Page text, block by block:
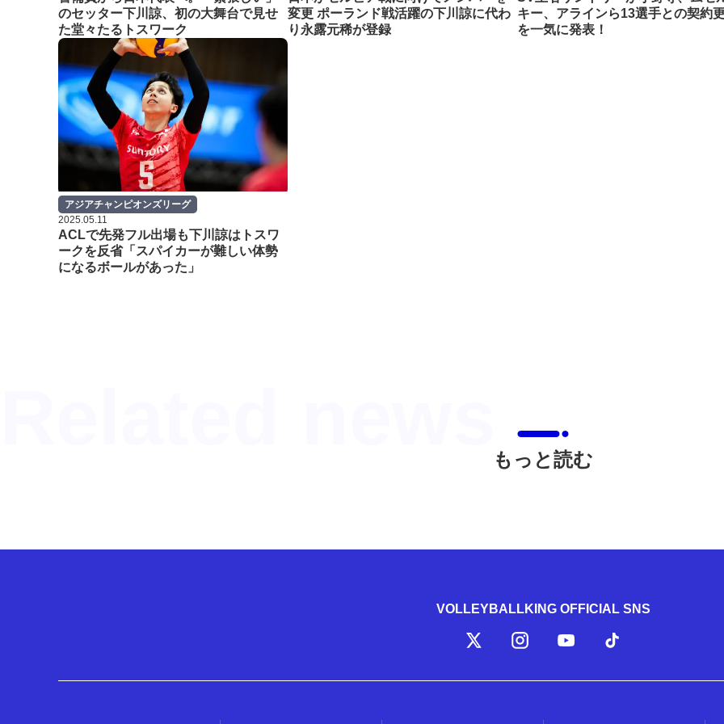
のセッター下川諒、初の大舞台で見せ
た堂々たるトスワーク
変更 ポーランド戦活躍の下川諒に代わ
り永露元稀が登録
キー、アラインら13選手との契約
を一気に発表！
アジアチャンピオンズリーグ
2025.05.11
ACLで先発フル出場も下川諒はトスワ
ークを反省「スパイカーが難しい体勢
になるボールがあった」
もっと読む
VOLLEYBALLKING OFFICIAL SNS